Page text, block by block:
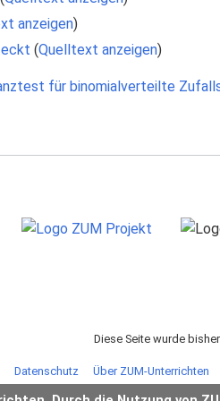
anzeigen)
(Quelltext anzeigen)
für binomialverteilte
Diese Seite wurde
Datenschutz Über ZUM-Unterrichten